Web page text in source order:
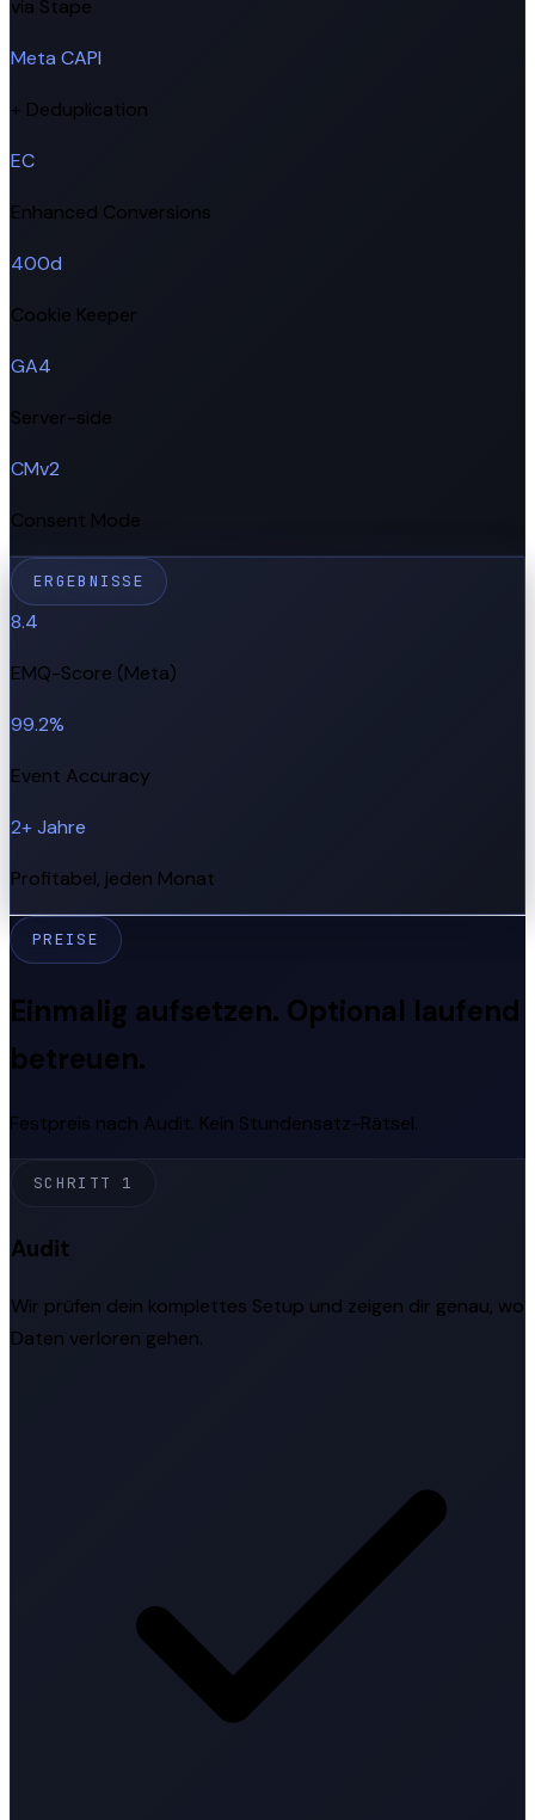
via Stape
Meta CAPI
+ Deduplication
EC
Enhanced Conversions
400d
Cookie Keeper
GA4
Server-side
CMv2
Consent Mode
ERGEBNISSE
8.4
EMQ-Score (Meta)
99.2%
Event Accuracy
2+ Jahre
Profitabel, jeden Monat
PREISE
Einmalig aufsetzen. Optional laufend
betreuen.
Festpreis nach Audit. Kein Stundensatz-Rätsel.
SCHRITT 1
Audit
Wir prüfen dein komplettes Setup und zeigen dir genau, wo
Daten verloren gehen.